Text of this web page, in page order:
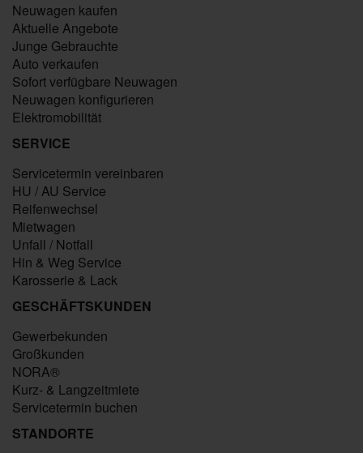
Neuwagen kaufen
Aktuelle Angebote
Junge Gebrauchte
Auto verkaufen
Sofort verfügbare Neuwagen
Neuwagen konfigurieren
Elektromobilität
SERVICE
Servicetermin vereinbaren
HU / AU Service
Reifenwechsel
Mietwagen
Unfall / Notfall
Hin & Weg Service
Karosserie & Lack
GESCHÄFTSKUNDEN
Gewerbekunden
Großkunden
NORA®
Kurz- & Langzeitmiete
Servicetermin buchen
STANDORTE